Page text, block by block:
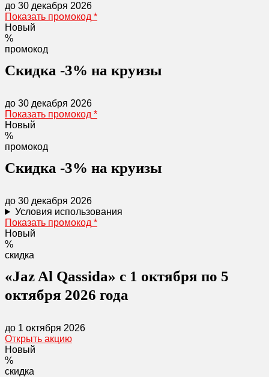
до 30 декабря 2026
Показать промокод *
Новый
%
промокод
Скидка -3% на круизы
до 30 декабря 2026
Показать промокод *
Новый
%
промокод
Скидка -3% на круизы
до 30 декабря 2026
Условия использования
Показать промокод *
Новый
%
скидка
«Jaz Al Qassida» с 1 октября по 5
октября 2026 года
до 1 октября 2026
Открыть акцию
Новый
%
скидка